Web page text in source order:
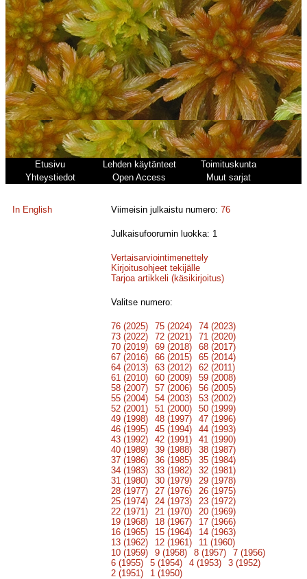
Etusivu Lehden käytänteet
Toimituskunta
Yhteystiedot
Open Access Muut sarjat
In English Viimeisin julkaistu numero:76
Julkaisufoorumin luokka: 1
Vertaisarviointimenettely
Kirjoitusohjeet tekijälle
Tarjoa artikkeli (käsikirjoitus)
Valitse numero:
76 (2025) 75 (2024)
74 (2023)
73 (2022)
72 (2021)
71 (2020)
70 (2019)
69 (2018)
68 (2017)
67 (2016)
66 (2015)
65 (2014)
64 (2013)
63 (2012)
62 (2011)
61 (2010)
60 (2009)
59 (2008)
58 (2007)
57 (2006)
56 (2005)
55 (2004)
54 (2003)
53 (2002)
52 (2001)
51 (2000)
50 (1999)
49 (1998)
48 (1997)
47 (1996)
46 (1995)
45 (1994)
44 (1993)
43 (1992)
42 (1991)
41 (1990)
40 (1989)
39 (1988)
38 (1987)
37 (1986)
36 (1985)
35 (1984)
34 (1983)
33 (1982)
32 (1981)
31 (1980)
30 (1979)
29 (1978)
28 (1977)
27 (1976)
26 (1975)
25 (1974)
24 (1973)
23 (1972)
22 (1971)
21 (1970)
20 (1969)
19 (1968)
18 (1967)
17 (1966)
16 (1965)
15 (1964)
14 (1963)
13 (1962)
12 (1961)
11 (1960)
10 (1959)
9 (1958) 8 (1957)
7 (1956)
6 (1955)
5 (1954) 4 (1953)
3 (1952)
2 (1951)
1 (1950)